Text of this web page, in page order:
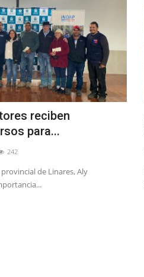
reciben
para...
242
de Linares, Aly